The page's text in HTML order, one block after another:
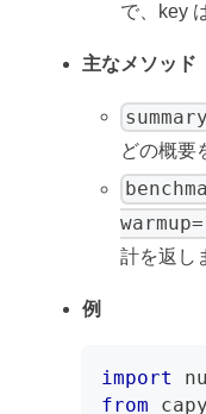
で、key
主なメソッド
どの概要
計を返し
例
import
from